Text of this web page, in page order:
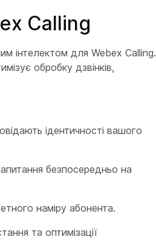
Calling
інтелектом для Webex Calling.
обробку дзвінків,
ідентичності вашого
безпосередньо на
наміру абонента.
та оптимізації